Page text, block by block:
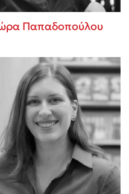
Παπαδοπούλου